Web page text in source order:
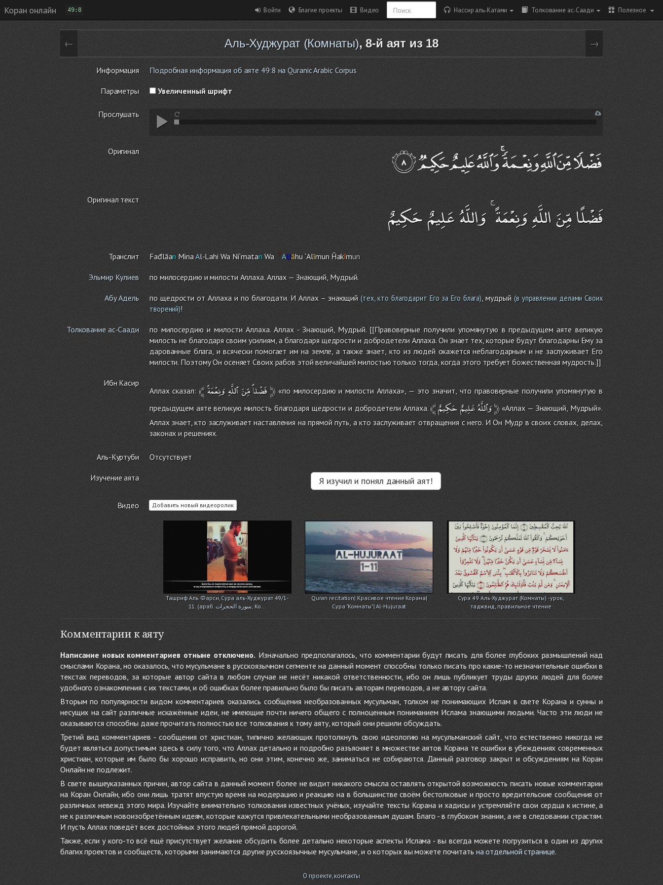
Коран онлайн 49:8 Войти Благие проекты Видео Нассир аль-Катами Толкование ас-Саади Полезное
← Аль-Худжурат (Комнаты), 8-й аят из 18 →
Информация Подробная информация об аяте 49:8 на Quranic Arabic Corpus
Параметры Увеличенный шрифт
Прослушать
Оригинал
Оригинал текст
فَضْلًا مِّنَ اللَّهِ وَنِعْمَةً ۚ وَاللَّهُ عَلِيمٌ حَكِيمٌ
Транслит Fađlāan MinaAl-Lahi Wa Ni`matanWa Allāhu `Alīmun Ĥakīmun
Эльмир Кулиев по милосердию и милости Аллаха. Аллах — Знающий, Мудрый.
Абу Адель по щедрости от Аллаха и по благодати. И Аллах – знающий (тех, кто благодарит Его за Его блага) , мудрый(в управлении делами Своих
творений)!
Толкование ас-Саади
по милосердию и милости Аллаха. Аллах - Знающий, Мудрый. [[Правоверные получили упомянутую в предыдущем аяте великую
милость не благодаря своим усилиям, а благодаря щедрости и добродетели Аллаха. Он знает тех, которые будут благодарны Ему за
дарованные блага, и всячески помогает им на земле, а также знает, кто из людей окажется неблагодарным и не заслуживает Его
милости. Поэтому Он осеняет Своих рабов этой величайшей милостью только тогда, когда этого требует божественная мудрость.]]
Ибн Касир
Аллах сказал: ﴾ فَضْلاًمِّنَ ٱللَّهِوَنِعْمَةً ﴿«по милосердию и милости Аллаха», — это значит, что правоверные получили упомянутую в
предыдущем аяте великую милость благодаря щедрости и добродетели Аллаха. ﴾ وَٱللَّهُعَلِيمٌحَكِيمٌ ﴿«Аллах — Знающий, Мудрый».
Аллах знает, кто заслуживает наставления на прямой путь, а кто заслуживает отвращения с него. И Он Мудр в своих словах, делах,
законах и решениях.
Аль-Куртуби Отсутствует
Изучение аята Я изучил и понял данный аят!
Видео Добавить новый видеоролик
Ташриф Аль Фарси, Сура аль-Худжурат 49/1-
11. (араб. سورة الحجرات‎‎, Ко...
Quran recitation| Красивое чтение Корана|
Сура "Комнаты"| Al-Hujuraat
Сура 49 Аль-Худжурат (Комнаты) - урок,
таджвид, правильное чтение
Комментарии к аяту
Написание новых комментариев отныне отключено. Изначально предполагалось, что комментарии будут писать для более глубоких размышлений над
смыслами Корана, но оказалось, что мусульмане в русскоязычном сегменте на данный момент способны только писать про какие-то незначительные ошибки в
текстах переводов, за которые автор сайта в любом случае не несёт никакой ответственности, ибо он лишь публикует труды других людей для более
удобного ознакомления с их текстами, и об ошибках более правильно было бы писать авторам переводов, а не автору сайта.
Вторым по популярности видом комментариев оказались сообщения необразованных мусульман, толком не понимающих Ислам в свете Корана и сунны и
несущих на сайт различные искажённые идеи, не имеющие почти ничего общего с полноценным пониманием Ислама знающими людьми. Часто эти люди не
оказываются способны даже прочитать полностью все толкования к тому аяту, который они решили обсуждать.
Третий вид комментариев - сообщения от христиан, типично желающих протолкнуть свою идеологию на мусульманский сайт, что естественно никогда не
будет являться допустимым здесь в силу того, что Аллах детально и подробно разъясняет в множестве аятов Корана те ошибки в убеждениях современных
христиан, которые им было бы хорошо исправить, но они этим, конечно же, заниматься не собираются. Данный разговор закрыт и обсуждениям на Коран
Онлайн не подлежит.
В свете вышеуказанных причин, автор сайта в данный момент более не видит никакого смысла оставлять открытой возможность писать новые комментарии
на Коран Онлайн, ибо они лишь тратят впустую время на модерацию и реакцию на в большинстве своём бестолковые и просто вредительские сообщения от
различных невежд этого мира. Изучайте внимательно толкования известных учёных, изучайте тексты Корана и хадисы и устремляйте свои сердца к истине, а
не к различным новоизобретённым идеям, которые кажутся привлекательными необразованным душам. Благо - в глубоком знании, а не в следовании страстям.
И пусть Аллах поведёт всех достойных этого людей прямой дорогой.
Также, если у кого-то всё ещё присутствует желание обсудить более детально некоторые аспекты Ислама - вы всегда можете погрузиться в один из других
благих проектов и сообществ, которыми занимаются другие русскоязычные мусульмане, и о которых вы можете почитать на отдельной странице.
О проекте, контакты